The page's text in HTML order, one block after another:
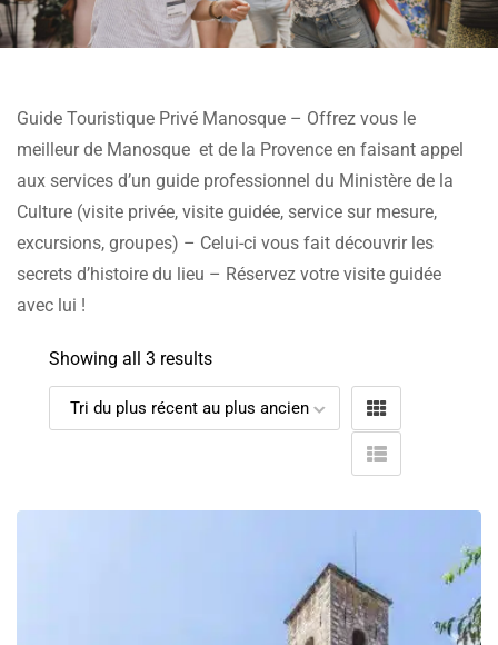
Guide Touristique Privé Manosque – Offrez vous le
meilleur de Manosque et de la Provence en faisant appel
aux services d’un guide professionnel du Ministère de la
Culture (visite privée, visite guidée, service sur mesure,
excursions, groupes) – Celui-ci vous fait découvrir les
secrets d’histoire du lieu – Réservez votre visite guidée
avec lui !
Showing all 3 results